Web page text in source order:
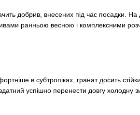
добрив, внесених під час посадки. На
ранньою весною і комплексними
в субтропіках, гранат досить
успішно перенести довгу холодну